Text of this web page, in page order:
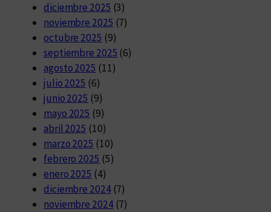
diciembre 2025 (3)
noviembre 2025 (7)
octubre 2025 (9)
septiembre 2025 (6)
agosto 2025 (11)
julio 2025 (6)
junio 2025 (9)
mayo 2025 (9)
abril 2025 (10)
marzo 2025 (10)
febrero 2025 (5)
enero 2025 (4)
diciembre 2024(7)
noviembre 2024(7)